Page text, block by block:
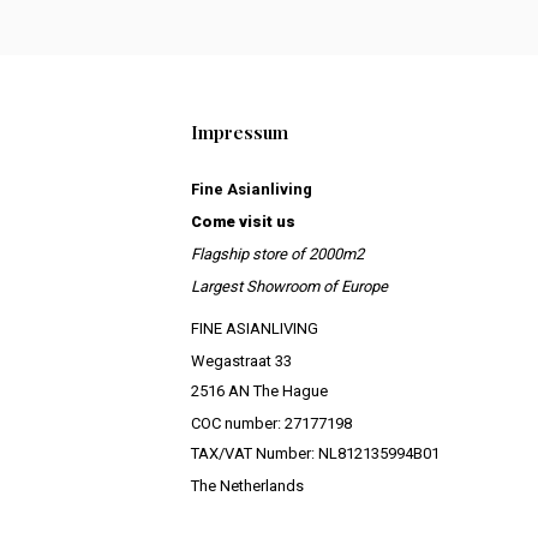
Impressum
Fine Asianliving
Come visit us
Flagship store of 2000m2
Largest Showroom of Europe
FINE ASIANLIVING
Wegastraat 33
2516 AN The Hague
COC number: 27177198
TAX/VAT Number: NL812135994B01
The Netherlands